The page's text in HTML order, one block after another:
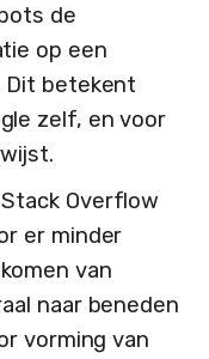
de
op een
Dit betekent
zelf, en voor
Overflow
er minder
van
naar beneden
vorming van